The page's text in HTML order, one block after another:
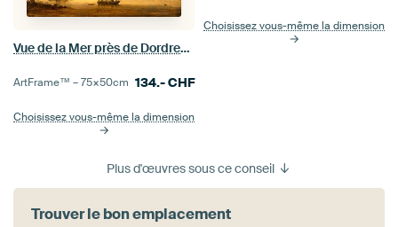
Vue de la Mer près de Dordrecht, Jan van Goyen
ArtFrame™ –75×50cm 134.-CHF
Choisissez vous-même la dimension
Choisissez vous-même la dimension
Plus d'œuvres sous ce conseil
Trouver le bon emplacement